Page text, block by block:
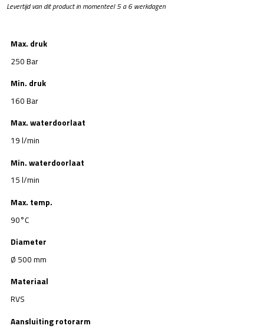
Levertijd van dit product in momenteel 5 a 6 werkdagen
Max. druk
250 Bar
Min. druk
160 Bar
Max. waterdoorlaat
19 l/min
Min. waterdoorlaat
15 l/min
Max. temp.
90°C
Diameter
Ø 500 mm
Materiaal
RVS
Aansluiting rotorarm